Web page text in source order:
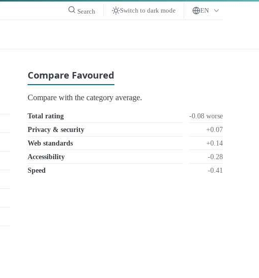
Search Switch to dark mode EN
Compare Favoured
Compare with the category average.
Total rating
-0.08 worse
Privacy & security
+0.07
Web standards
+0.14
Accessibility
-0.28
Speed
-0.41